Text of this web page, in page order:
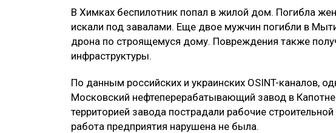
В Химках беспилотник попал в жилой дом. Погибла
искали под завалами. Еще двое мужчин погибли в
дрона по строящемуся дому. Повреждения также
инфраструктуры.
По данным российских и украинских OSINT-каналов,
Московский нефтеперерабатывающий завод в
территорией завода пострадали рабочие
работа предприятия нарушена не была.